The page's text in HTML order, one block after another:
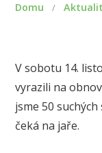
Domu /
V sobotu 14.
vyrazili na
jsme 50
čeká na jaře.